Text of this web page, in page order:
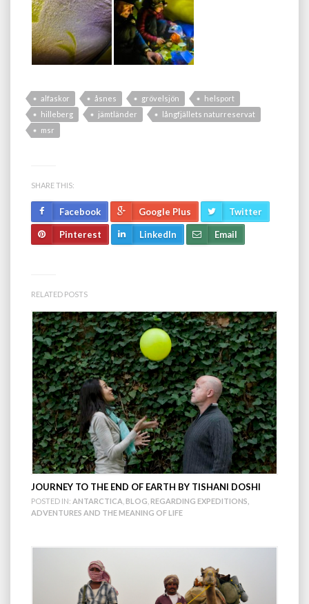
alfaskor åsnes grövelsjön
helsport
hilleberg
jämtländer
långfjällets naturreservat
msr
SHARE THIS:
Facebook Google Plus Twitter
Pinterest LinkedIn Email
RELATED POSTS
JOURNEY TO THE END OF EARTH BY TISHANI DOSHI
POSTED IN: ANTARCTICA BLOG REGARDING EXPEDITIONS,
ADVENTURES AND THE MEANING OF LIFE